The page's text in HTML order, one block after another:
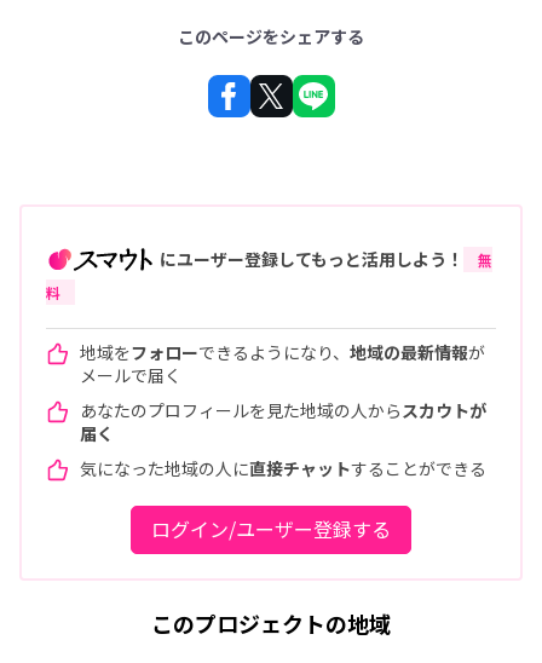
このページをシェアする
にユーザー登録してもっと活用しよう！
無
料
地域をフォローできるようになり、 地域の最新情報が
メールで届く
あなたのプロフィールを見た地域の人から スカウトが
届く
気になった地域の人に直接チャットすることができる
ログイン/ユーザー登録する
このプロジェクトの地域